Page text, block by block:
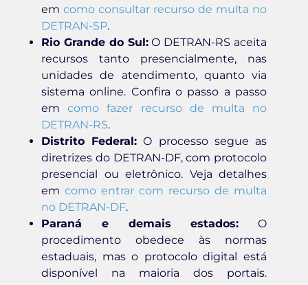
em como consultar recurso de multa no
DETRAN-SP.
Rio Grande do Sul:O DETRAN-RS aceita
recursos tanto presencialmente, nas
unidades de atendimento, quanto via
sistema online. Confira o passo a passo
emcomo fazer recurso de multa no
DETRAN-RS.
Distrito Federal: O processo segue as
diretrizes do DETRAN-DF, com protocolo
presencial ou eletrônico. Veja detalhes
em como entrar com recurso de multa
no DETRAN-DF.
Paraná e demais estados: O
procedimento obedece às normas
estaduais, mas o protocolo digital está
disponível na maioria dos portais.